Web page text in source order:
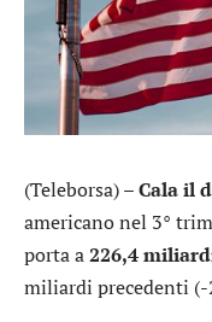
(Teleborsa) –Cala il
americano nel 3°
porta a226,4
miliardi precedenti